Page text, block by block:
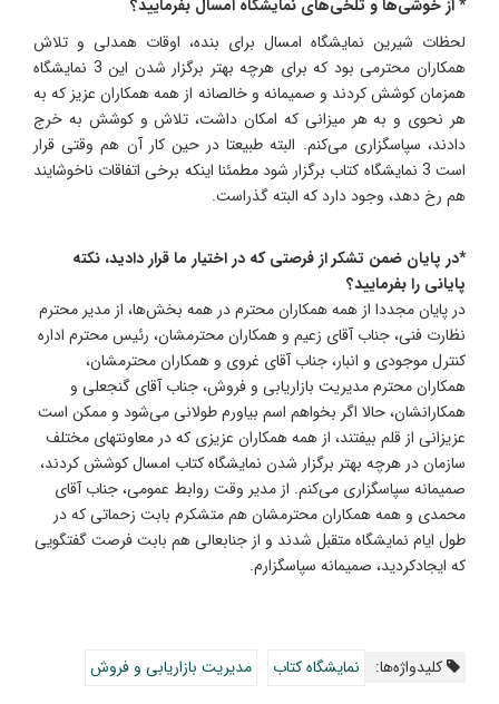
* از خوشی‌ها و تلخی‌های نمایشگاه امسال بفرمایید؟
لحظات شیرین نمایشگاه امسال برای بنده، اوقات همدلی و تلاش
همکاران محترمی بود که برای هرچه بهتر برگزار شدن این 3 نمایشگاه
همزمان کوشش کردند و صمیمانه و خالصانه از همه همکاران عزیز که به
هر نحوی و به هر میزانی که امکان داشت، تلاش و کوشش به خرج
دادند، سپاسگزاری می‌کنم. البته طبیعتا در حین کار آن هم وقتی قرار
است 3 نمایشگاه کتاب برگزار شود مطمئنا اینکه برخی اتفاقات ناخوشایند
هم رخ دهد، وجود دارد که البته گذراست.
*در پایان ضمن تشکر از فرصتی که در اختیار ما قرار دادید، نکته
پایانی را بفرمایید؟
در پایان مجددا از همه همکاران محترم در همه بخش‌ها، از مدیر محترم
نظارت فنی، جناب آقای زعیم و همکاران محترمشان، رئیس محترم اداره
کنترل موجودی و انبار، جناب آقای غروی و همکاران محترمشان،
همکاران محترم مدیریت بازاریابی و فروش، جناب آقای گنجعلی و
همکارانشان، حالا اگر بخواهم اسم بیاورم طولانی می‌شود و ممکن است
عزیزانی از قلم بیفتند، از همه همکاران عزیزی که در معاونتهای مختلف
سازمان در هرچه بهتر برگزار شدن نمایشگاه کتاب امسال کوشش کردند،
صمیمانه سپاسگزاری می‌کنم. از مدیر وقت روابط عمومی، جناب آقای
محمدی و همه همکاران محترمشان هم متشکرم بابت زحماتی که در
طول ایام نمایشگاه متقبل شدند و از جنابعالی هم بابت فرصت گفتگویی
که ایجادکردید، صمیمانه سپاسگزارم.
کلیدواژه‌ها: نمایشگاه کتاب مدیریت بازاریابی و فروش